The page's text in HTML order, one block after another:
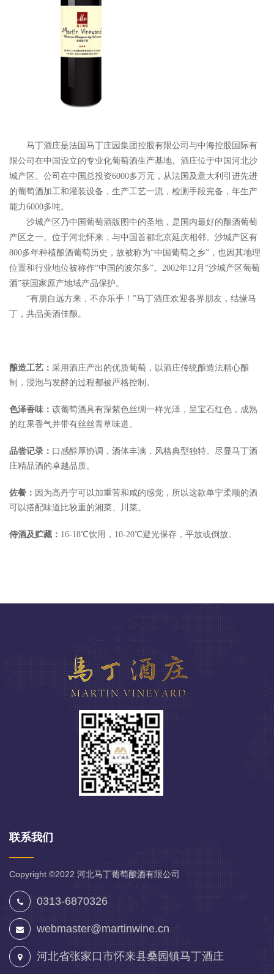
马丁酒庄是法国马丁庄园集团控股有限公司与中海控股国际有
限公司在中国设立的专业化葡萄酒生产基地。酒庄位于中国河北沙
城产区。公司在中国总投资6000多万元，从法国及意大利引进先进
的葡萄酒加工和灌装设备，生产工艺一流，检测手段完备，年生产
能力6000多吨。
沙城产区乃中国葡萄酒版图中的圣地，是国内最好的酿酒葡萄
产区之一。位于河北怀来，与中国首都北京延庆相邻。沙城产区有
800多年种植酿酒葡萄历史，故被称为“中国葡萄之乡”，也因其地理
位置和行业地位被称作“中国的波尔多”。2002年12月“沙城产区葡萄
酒”获国家原产地域产品保护。
“有朋自远方来，不亦乐乎！”马丁酒庄欢迎各界朋友，结缘马
丁，共品美酒佳酿。
酿造工艺： 采用酒庄产出的优质葡萄，以酒庄传统酿造法精心酿
制，浸泡与发酵的过程都被严格控制。
色泽香味： 该葡萄酒具有深紫色丝绸一样光泽，呈宝石红色，成熟
的红果香气并带有丝丝青草味道。
品尝记录： 口感醇厚协调，酒体丰满，风格典型独特。尽显马丁酒
庄精品酒的卓越品质。
佐餐： 因为高丹宁可以加重苦和咸的感觉，所以这款单宁柔顺的酒
可以搭配味道比较重的湘菜、川菜。
侍酒及贮藏： 16-18℃饮用，10-20℃避光保存，平放或倒放。
联系我们
Copyright ©2022 河北马丁葡萄酿酒有限公司
0313-6870326
webmaster@martinwine.cn
河北省张家口市怀来县桑园镇马丁酒庄